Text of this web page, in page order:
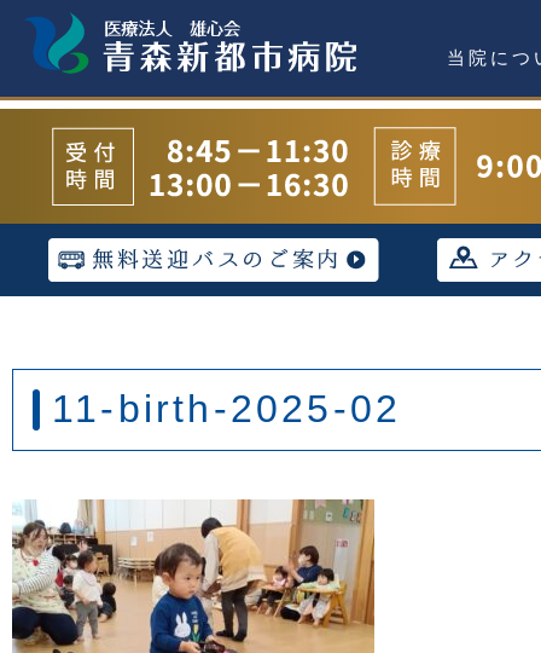
当院につ
11-birth-2025-02